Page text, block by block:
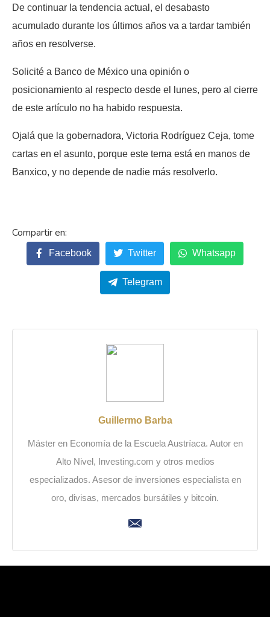
De continuar la tendencia actual, el desabasto
acumulado durante los últimos años va a tardar también
años en resolverse.
Solicité a Banco de México una opinión o
posicionamiento al respecto desde el lunes, pero al cierre
de este artículo no ha habido respuesta.
Ojalá que la gobernadora, Victoria Rodríguez Ceja, tome
cartas en el asunto, porque este tema está en manos de
Banxico, y no depende de nadie más resolverlo.
Facebook Twitter Whatsapp
Telegram
Guillermo Barba
Máster en Economía de la Escuela Austríaca. Autor en
Alto Nivel, Investing.com y otros medios
especializados. Asesor de inversiones especialista en
oro, divisas, mercados bursátiles y bitcoin.